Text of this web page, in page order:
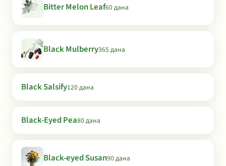
Bitter Melon Leaf60 дана
Black Mulberry365 дана
Black Salsify120 дана
Black-Eyed Pea80 дана
Black-eyed Susan90 дана